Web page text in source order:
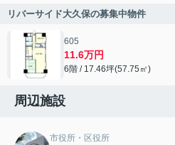
リバーサイド大久保の募集中物件
605
11.6万円
6階 / 17.46坪(57.75㎡)
周辺施設
市役所・区役所